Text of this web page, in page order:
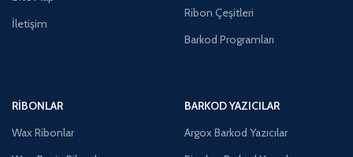
İletişim
Ribon Çeşitleri
Barkod Programları
RIBONLAR
Wax Ribonlar
BARKOD YAZICILAR
Argox Barkod Yazıcılar